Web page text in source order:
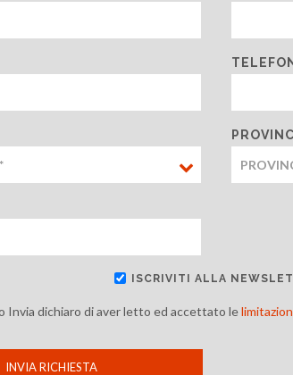
ISCRIVITI ALLA
Invia dichiaro di aver letto ed accettato le
INVIA RICHIESTA